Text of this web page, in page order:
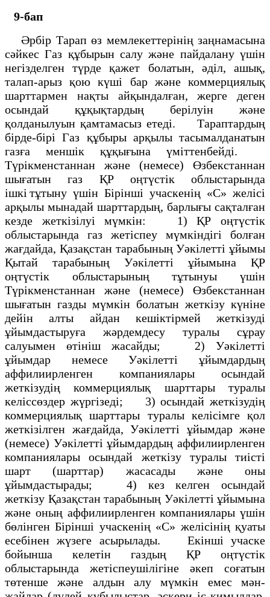
9-бап
Әрбір Тарап өз мемлекеттерінің заңнамасына
сәйкес Газ құбырын салу және пайдалану үшін
негізделген түрде қажет болатын, әділ, ашық,
талап-арыз қою күші бар және коммерциялық
шарттармен нақты айқындалған, жерге деген
осындай құқықтардың берілуін және
қолданылуын қамтамасыз етеді. Тараптардың
бірде-бірі Газ құбыры арқылы тасымалданатын
газға меншік құқығына үміттенбейді.
Түрікменстаннан және (немесе) Өзбекстаннан
шығатын газ ҚР оңтүстік облыстарында
ішкі тұтыну үшін Бірінші учаскенің «С» желісі
арқылы мынадай шарттардың, барлығы сақталған
кезде жеткізілуі мүмкін: 1) ҚР оңтүстік
облыстарында газ жетіспеу мүмкіндігі болған
жағдайда, Қазақстан тарабының Уәкілетті ұйымы
Қытай тарабының Уәкілетті ұйымына ҚР
оңтүстік облыстарының тұтынуы үшін
Түрікменстаннан және (немесе) Өзбекстаннан
шығатын газды мүмкін болатын жеткізу күніне
дейін алты айдан кешіктірмей жеткізуді
ұйымдастыруға жәрдемдесу туралы сұрау
салуымен өтініш жасайды; 2) Уәкілетті
ұйымдар немесе Уәкілетті ұйымдардың
аффилиирленген компаниялары осындай
жеткізудің коммерциялық шарттары туралы
келіссөздер жүргізеді; 3) осындай жеткізудің
коммерциялық шарттары туралы келісімге қол
жеткізілген жағдайда, Уәкілетті ұйымдар және
(немесе) Уәкілетті ұйымдардың аффилиирленген
компаниялары осындай жеткізу туралы тиісті
шарт (шарттар) жасасады және оны
ұйымдастырады; 4) кез келген осындай
жеткізу Қазақстан тарабының Уәкілетті ұйымына
және оның аффилиирленген компаниялары үшін
бөлінген Бірінші учаскенің «С» желісінің қуаты
есебінен жүзеге асырылады. Екінші учаске
бойынша келетін газдың ҚР оңтүстік
облыстарында жетіспеушілігіне әкеп соғатын
төтенше және алдын алу мүмкін емес мән-